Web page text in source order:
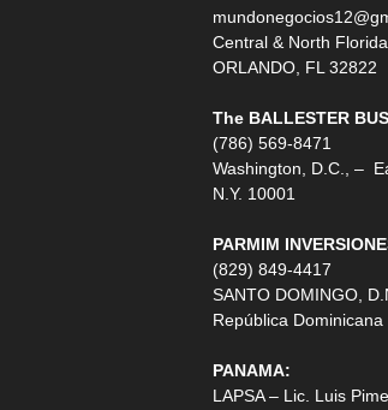
Central & North Florida
ORLANDO, FL 32822
The BALLESTER
(786) 569-8471
Washington, D.C., –
N.Y. 10001
PARMIM
(829) 849-4417
SANTO DOMINGO,
República Dominicana
PANAMA:
LAPSA – Lic. Luis